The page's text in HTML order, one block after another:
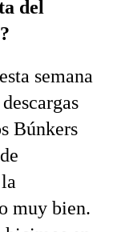
del
?
semana
Búnkers
muy bien.